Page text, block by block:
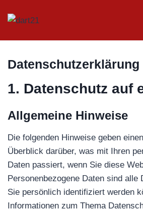
Inhalt
Datenschutz­erklärung
1. Datenschutz auf
Allgemeine Hinweise
Die folgenden Hinweise geben
Überblick darüber, was mit Ihren
Daten passiert, wenn Sie diese
Personenbezogene Daten sind alle
Sie persönlich identifiziert werden
Informationen zum Thema